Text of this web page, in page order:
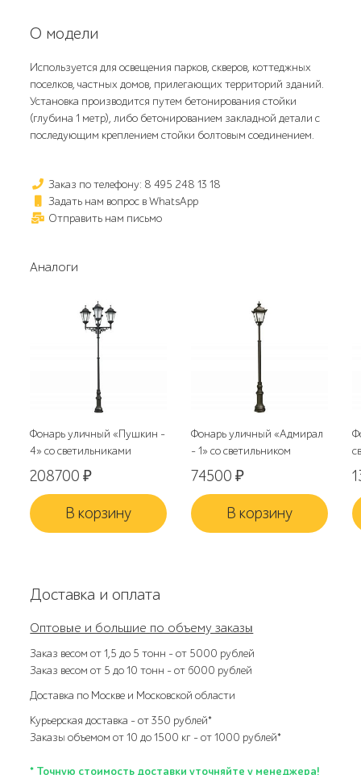
О модели
Используется для освещения парков, скверов, коттеджных
поселков, частных домов, прилегающих территорий зданий.
Установка производится путем бетонирования стойки
(глубина 1 метр), либо бетонированием закладной детали с
последующим креплением стойки болтовым соединением.
Заказ по телефону: 8 495 248 13 18
Задать нам вопрос в WhatsApp
Отправить нам письмо
Аналоги
Фонарь уличный «Пушкин -
4» со светильниками
208700₽
В корзину
Фонарь уличный «Адмирал
- 1» со светильником
74500₽
В корзину
Доставка и оплата
Оптовые и большие по объему заказы
Заказ весом от 1,5 до 5 тонн – от 5000 рублей
Заказ весом от 5 до 10 тонн – от 6000 рублей
Доставка по Москве и Московской области
Курьерская доставка – от 350 рублей*
Заказы объемом от 10 до 1500 кг – от 1000 рублей*
* Точную стоимость доставки уточняйте у менеджера!